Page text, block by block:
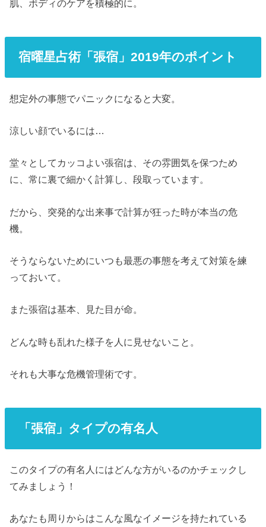
肌、ボディのケアを積極的に。
宿曜星占術「張宿」2019年のポイント
想定外の事態でパニックになると大変。
涼しい顔でいるには…
堂々としてカッコよい張宿は、その雰囲気を保つため
に、常に裏で細かく計算し、段取っています。
だから、突発的な出来事で計算が狂った時が本当の危
機。
そうならないためにいつも最悪の事態を考えて対策を練
っておいて。
また張宿は基本、見た目が命。
どんな時も乱れた様子を人に見せないこと。
それも大事な危機管理術です。
「張宿」タイプの有名人
このタイプの有名人にはどんな方がいるのかチェックし
てみましょう！
あなたも周りからはこんな風なイメージを持たれている